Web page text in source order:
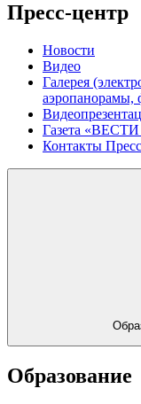
Пресс-центр
Новости
Видео
Галерея
аэропанорамы,
Газета
Контакты
Образование